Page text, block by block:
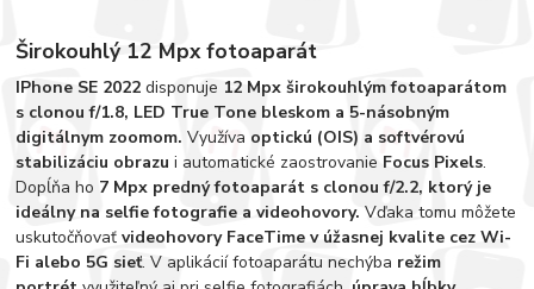
Širokouhlý 12 Mpx fotoaparát
IPhone SE 2022 disponuje 12 Mpx širokouhlým fotoaparátom
s clonou f/1.8, LED True Tone bleskom a 5-násobným
digitálnym zoomom. Využíva optickú (OIS) a softvérovú
stabilizáciu obrazu i automatické zaostrovanie Focus Pixels.
Dopĺňa ho 7 Mpx predný fotoaparát s clonou f/2.2, ktorý je
ideálny na selfie fotografie a videohovory. Vďaka tomu môžete
uskutočňovať videohovory FaceTime v úžasnej kvalite cez Wi-
Fi alebo 5G sieť. V aplikácií fotoaparátu nechýba režim